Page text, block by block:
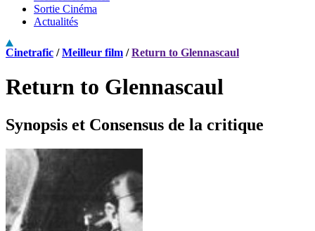
Sortie Cinéma
Actualités
Cinetrafic /Meilleur film /Return to Glennascaul
Return to Glennascaul
Synopsis et Consensus de la critique